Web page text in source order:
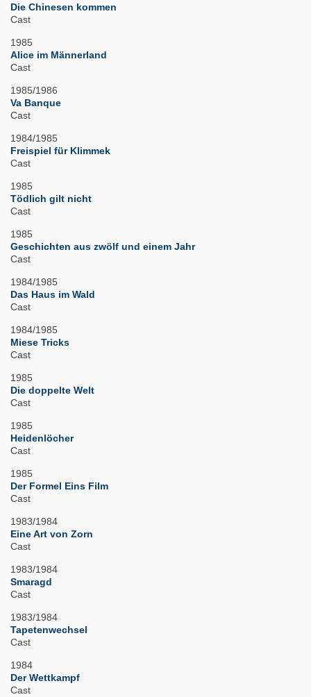
Die Chinesen kommen
Cast
1985
Alice im Männerland
Cast
1985/1986
Va Banque
Cast
1984/1985
Freispiel für Klimmek
Cast
1985
Tödlich gilt nicht
Cast
1985
Geschichten aus zwölf und einem Jahr
Cast
1984/1985
Das Haus im Wald
Cast
1984/1985
Miese Tricks
Cast
1985
Die doppelte Welt
Cast
1985
Heidenlöcher
Cast
1985
Der Formel Eins Film
Cast
1983/1984
Eine Art von Zorn
Cast
1983/1984
Smaragd
Cast
1983/1984
Tapetenwechsel
Cast
1984
Der Wettkampf
Cast